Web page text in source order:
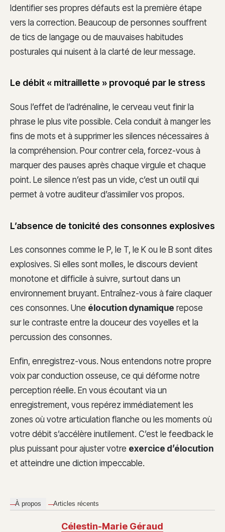
Identifier ses propres défauts est la première étape
vers la correction. Beaucoup de personnes souffrent
de tics de langage ou de mauvaises habitudes
posturales qui nuisent à la clarté de leur message.
Le débit « mitraillette » provoqué par le stress
Sous l’effet de l’adrénaline, le cerveau veut finir la
phrase le plus vite possible. Cela conduit à manger les
fins de mots et à supprimer les silences nécessaires à
la compréhension. Pour contrer cela, forcez-vous à
marquer des pauses après chaque virgule et chaque
point. Le silence n’est pas un vide, c’est un outil qui
permet à votre auditeur d’assimiler vos propos.
L’absence de tonicité des consonnes explosives
Les consonnes comme le P, le T, le K ou le B sont dites
explosives. Si elles sont molles, le discours devient
monotone et difficile à suivre, surtout dans un
environnement bruyant. Entraînez-vous à faire claquer
ces consonnes. Une élocution dynamique repose
sur le contraste entre la douceur des voyelles et la
percussion des consonnes.
Enfin, enregistrez-vous. Nous entendons notre propre
voix par conduction osseuse, ce qui déforme notre
perception réelle. En vous écoutant via un
enregistrement, vous repérez immédiatement les
zones où votre articulation flanche ou les moments où
votre débit s’accélère inutilement. C’est le feedback le
plus puissant pour ajuster votre exercice d’élocution
et atteindre une diction impeccable.
À propos Articles récents
Célestin-Marie Géraud